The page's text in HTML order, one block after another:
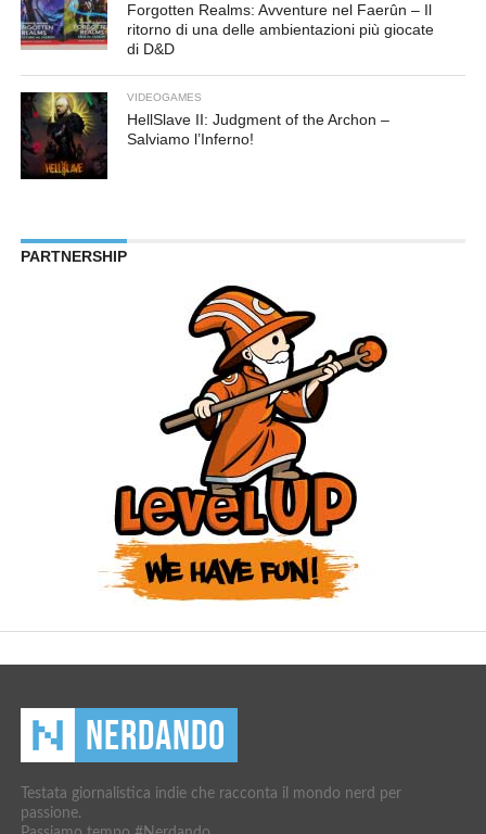
Forgotten Realms: Avventure nel Faerûn – Il
ritorno di una delle ambientazioni più giocate
di D&D
VIDEOGAMES
HellSlave II: Judgment of the Archon –
Salviamo l’Inferno!
PARTNERSHIP
Testata giornalistica indie che racconta il mondo nerd per
passione.